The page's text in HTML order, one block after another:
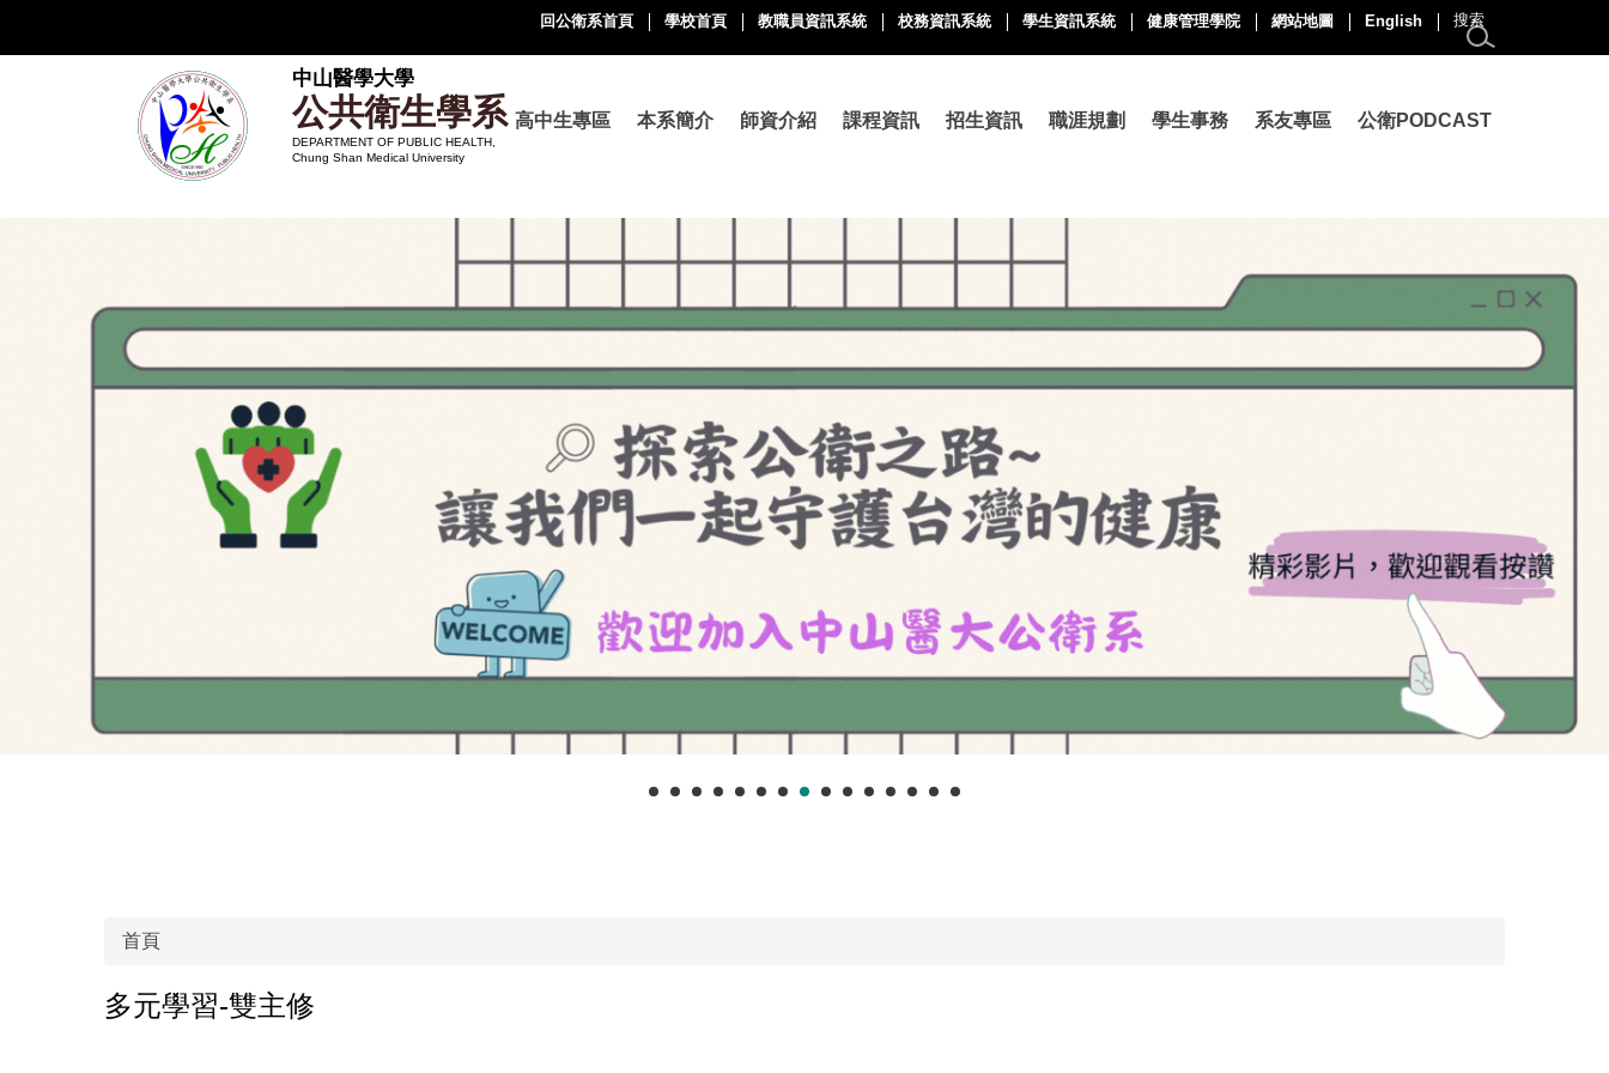
中山醫學大學
公共衛生學系
DEPARTMENT OF PUBLIC HEALTH,
Chung Shan Medical University
高中生專區 本系簡介 師資介紹 課程資訊 招生資訊 職涯規劃 學生事務 系友專區 公衛PODCAST
回公衛系首頁 學校首頁 教職員資訊系統 校務資訊系統 學生資訊系統 健康管理學院 網站地圖 English
首頁
多元學習-雙主修